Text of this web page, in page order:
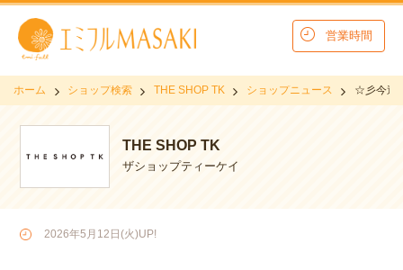
営業時間
ホーム ショップ検索 THE SHOP TK ショップニュース ☆彡今週
THE SHOP TK
ザショップティーケイ
2026年5月12日(火)UP!